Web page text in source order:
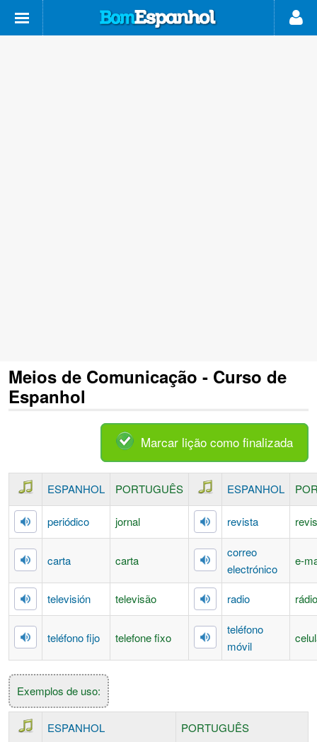
Meios de Comunicação - Curso de
Espanhol
Marcar lição como finalizada
ESPANHOL PORTUGUÊS ESPANHOL
periódico jornal revista
carta carta
correo
electrónico
e-
televisión televisão radio rádio
teléfono fijo telefone fixo
teléfono
móvil
Exemplos de uso:
ESPANHOL PORTUGUÊS